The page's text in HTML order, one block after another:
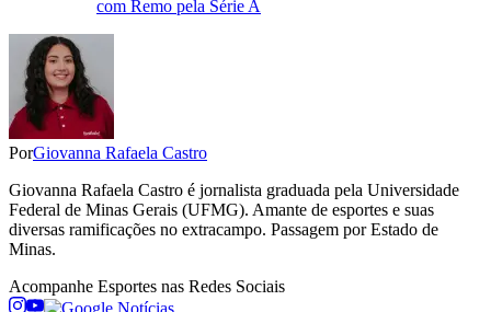
com Remo pela Série A
PorGiovanna Rafaela Castro
Giovanna Rafaela Castro é jornalista graduada pela Universidade
Federal de Minas Gerais (UFMG). Amante de esportes e suas
diversas ramificações no extracampo. Passagem por Estado de
Minas.
Acompanhe Esportes nas Redes Sociais